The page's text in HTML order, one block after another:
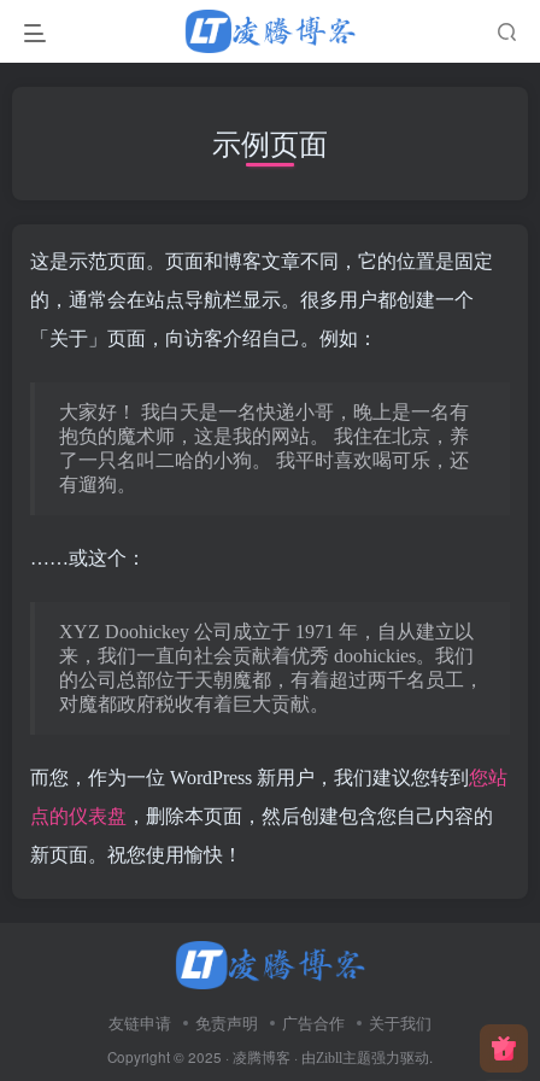
示例页面
这是示范页面。页面和博客文章不同，它的位置是固定
的，通常会在站点导航栏显示。很多用户都创建一个
「关于」页面，向访客介绍自己。例如：
大家好！ 我白天是一名快递小哥，晚上是一名有
抱负的魔术师，这是我的网站。 我住在北京，养
了一只名叫二哈的小狗。 我平时喜欢喝可乐，还
有遛狗。
……或这个：
XYZ Doohickey 公司成立于 1971 年，自从建立以
来，我们一直向社会贡献着优秀 doohickies。我们
的公司总部位于天朝魔都，有着超过两千名员工，
对魔都政府税收有着巨大贡献。
而您，作为一位 WordPress 新用户，我们建议您转到 您站
点的仪表盘 ，删除本页面，然后创建包含您自己内容的
新页面。祝您使用愉快！
友链申请 免责声明 广告合作 关于我们
Copyright © 2025 · 凌腾博客 · 由Zibll主题强力驱动.